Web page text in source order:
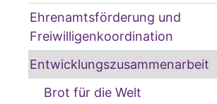
Ehrenamtsförderung und
Freiwilligenkoordination
Entwicklungszusammenarbeit
Brot für die Welt